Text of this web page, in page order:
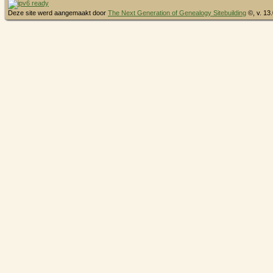
Deze site werd aangemaakt door The Next Generation of Genealogy Sitebuilding ©, v.